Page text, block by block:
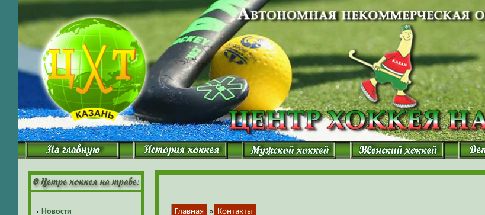
Новости
Главная » Контакты